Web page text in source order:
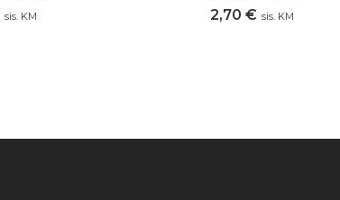
sis. KM
2,70 € sis. KM